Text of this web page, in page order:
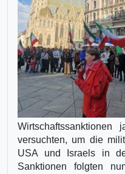
Wirtschaftssanktionen
versuchten, um die
USA und Israels in
Sanktionen folgten